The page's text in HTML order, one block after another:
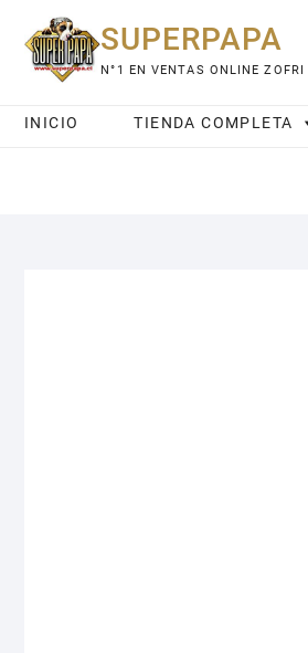
contenido
SUPERPAPA
N°1 EN VENTAS ONLINE
INICIO TIENDA COMPLETA